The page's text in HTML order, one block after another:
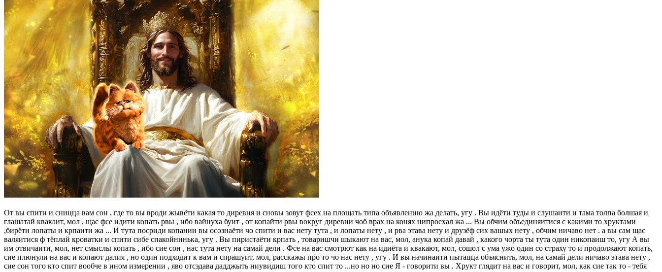
От вы спити и сницца вам сон , где то вы вроди жывёти какая то диревня и сновы зовут фсех на площать типа объявлению жа делать, угу . Вы идёти туды и слушаити и тама толпа болшая и
глашатай квакаит, мол , щас фсе идити копать рвы , ибо вайнуха буит , от копайти рвы вокруг диревни чоб врах на конях нипроехал жа ... Вы обчим объединяитися с какими то хруктами
,бирёти лопаты и крпаити жа ... И тута посриди копании вы осознаёти чо спити и вас нету тута , и лопаты нету , и рва этава нету и друзёф сих вашых нету , обчим ничаво нет . а вы сам щас
валяитися ф тёплай кроватки и спити сибе спакойнинька, угу . Вы пиристаёти крпать , товаришчи шыкают на вас, мол, анука копай давай , какого чорта ты тута один никопаиш то, угу А вы
им отвичаити, мол, нет смыслы копать , ибо сие сон , нас тута нету на самай дели . Фсе на вас смотрют как на идиёта и квакают, мол, сошол с ума ужо один со страху то и продолжают копать,
сие плюнули на вас и копают далия , но один подходит к вам и спрашуит, мол, расскажы про то чо нас нету , угу . И вы начинаити пытацца объяснить, мол, на самай дели ничаво этава нету ,
сие сон того кто спит вообче в ином измерении , яво отсэдава дадджыть ниувидиш того кто спит то ...но но но сие Я - говорити вы . Хрукт глядит на вас и говорит, мол, как сие так то - тебя